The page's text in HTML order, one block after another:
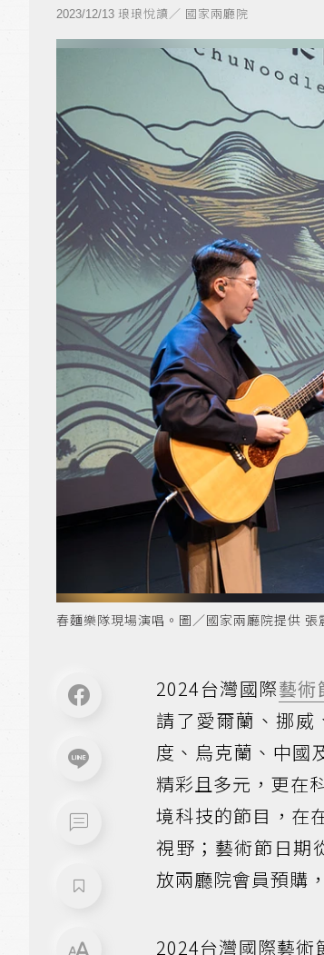
2023/12/13 琅琅悅讀／ 國家兩廳院
春麵樂隊現場演唱。圖／國家兩廳院提供 張
2024台灣國際藝術
請了愛爾蘭、挪
度、烏克蘭、中國
精彩且多元，更在
境科技的節目，在
視野；藝術節日期
放兩廳院會員預購
2024台灣國際藝術